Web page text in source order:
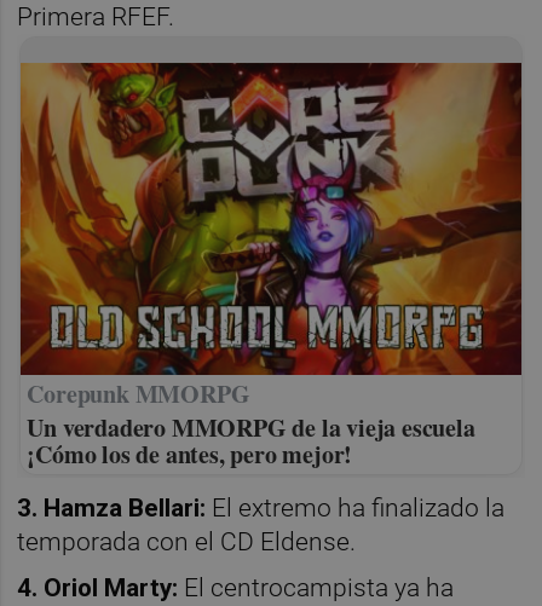
Primera RFEF.
Corepunk MMORPG
Un verdadero MMORPG de la vieja escuela
¡Cómo los de antes, pero mejor!
3. Hamza Bellari: El extremo ha finalizado la
temporada con el CD Eldense.
4. Oriol Marty: El centrocampista ya ha